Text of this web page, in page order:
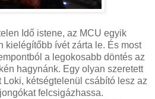
Idő istene, az MCU egyik
kielégítőbb ívét zárta le. És most
a legokosabb döntés az
hagynánk. Egy olyan szeretett
Loki, kétségtelenül csábító lesz az
felcsigázhassa.